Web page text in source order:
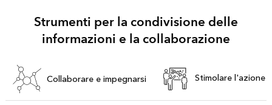
Strumenti per la condivisione delle
informazioni e la collaborazione
Collaborare e impegnarsi Stimolare l'azione